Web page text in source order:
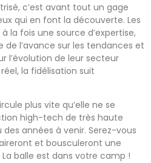
c’est avant tout un gage
qui en font la découverte. Les
la fois une source d’expertise,
l’avance sur les tendances et
l’évolution de leur secteur
la fidélisation suit
plus vite qu’elle ne se
high-tech de très haute
des années à venir. Serez-vous
et bousculeront une
balle est dans votre camp !